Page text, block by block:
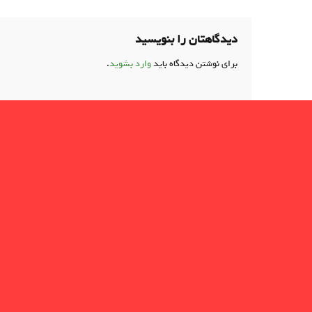
دیدگاهتان را بنویسید
برای نوشتن دیدگاه بایدوارد بشوید.